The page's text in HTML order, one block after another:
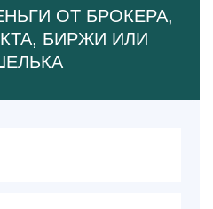
ОТ БРОКЕРА,
БИРЖИ ИЛИ